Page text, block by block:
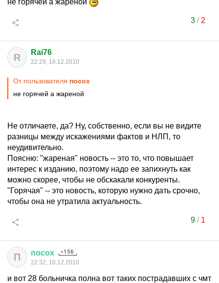
не горячей а жареной
3/ 2
R Rai76
22:29, 16.12.2010
От пользователя посох
не горячей а жареной
Не отличаете, да? Ну, собственно, если вы не видите
разницы между искажениями фактов и НЛП, то
неудивительно.
Поясню: "жареная" новость -- это то, что повышает
интерес к изданию, поэтому надо ее запихнуть как
можно скорее, чтобы не обскакали конкуренты.
"Горячая" -- это новость, которую нужно дать срочно,
чтобы она не утратила актуальность.
9/ 1
П посох
22:32, 16.12.2010
и вот 28 больничка полна вот таких пострадавших с чмт